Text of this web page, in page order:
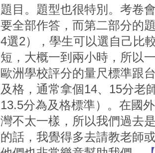
題目。題型也很特別。考卷
要全部作答，而第二部分的
4選2），學生可以選自己比
短，大概一到兩小時，所以
歐洲學校評分的量尺標準跟
及格，通常拿個14、15分老
13.5分為及格標準）。在國
灣不太一樣，所以我們過去
的話，我覺得多去請教老師